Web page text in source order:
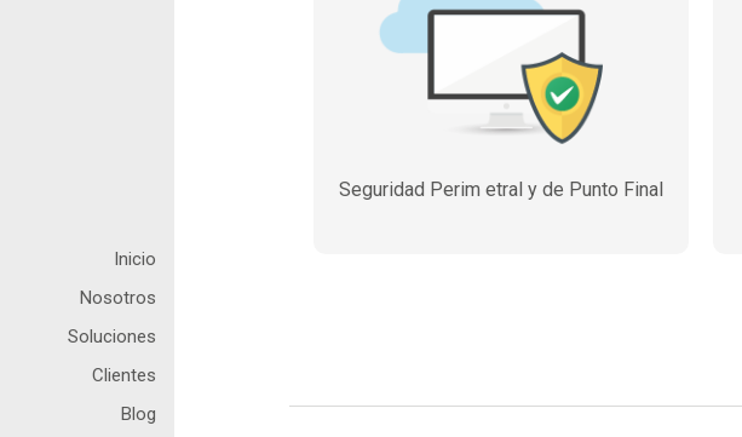
Inicio
Nosotros
Soluciones
Clientes
Blog
Seguridad Perim etral y de Punto Final